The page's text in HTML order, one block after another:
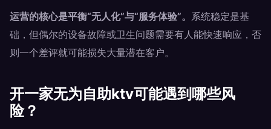
运营的核心是平衡“无人化”与“服务体验”。 系统稳定是基
础，但偶尔的设备故障或卫生问题需要有人能快速响应，否
则一个差评就可能损失大量潜在客户。
开一家无为自助ktv可能遇到哪些风
险？